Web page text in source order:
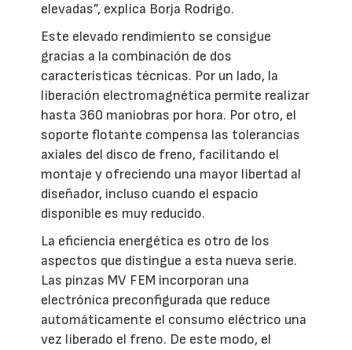
elevadas”, explica Borja Rodrigo.
Este elevado rendimiento se consigue
gracias a la combinación de dos
características técnicas. Por un lado, la
liberación electromagnética permite realizar
hasta 360 maniobras por hora. Por otro, el
soporte flotante compensa las tolerancias
axiales del disco de freno, facilitando el
montaje y ofreciendo una mayor libertad al
diseñador, incluso cuando el espacio
disponible es muy reducido.
La eficiencia energética es otro de los
aspectos que distingue a esta nueva serie.
Las pinzas MV FEM incorporan una
electrónica preconfigurada que reduce
automáticamente el consumo eléctrico una
vez liberado el freno. De este modo, el